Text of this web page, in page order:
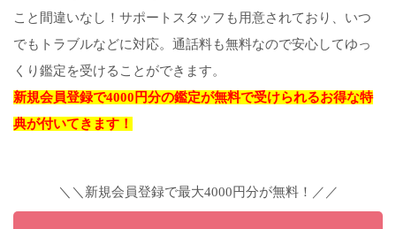
こと間違いなし！サポートスタッフも用意されており、いつ
でもトラブルなどに対応。通話料も無料なので安心してゆっ
くり鑑定を受けることができます。
新規会員登録で4000円分の鑑定が無料で受けられるお得な特
典が付いてきます！
＼＼新規会員登録で最大4000円分が無料！／／